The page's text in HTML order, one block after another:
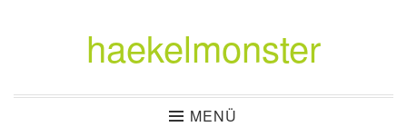
haekelmonster
MENÜ